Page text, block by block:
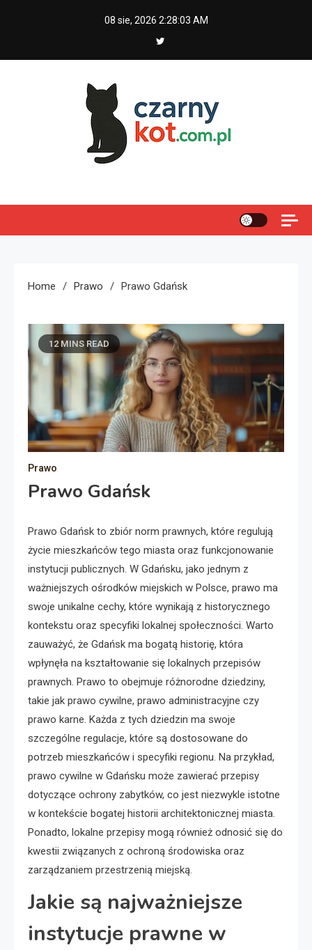
08 sie, 2026 2:28:04 AM
Home Prawo Prawo Gdańsk
12 MINS READ
Prawo
Prawo Gdańsk
Prawo Gdańsk to zbiór norm prawnych, które regulują
życie mieszkańców tego miasta oraz funkcjonowanie
instytucji publicznych. W Gdańsku, jako jednym z
ważniejszych ośrodków miejskich w Polsce, prawo ma
swoje unikalne cechy, które wynikają z historycznego
kontekstu oraz specyfiki lokalnej społeczności. Warto
zauważyć, że Gdańsk ma bogatą historię, która
wpłynęła na kształtowanie się lokalnych przepisów
prawnych. Prawo to obejmuje różnorodne dziedziny,
takie jak prawo cywilne, prawo administracyjne czy
prawo karne. Każda z tych dziedzin ma swoje
szczególne regulacje, które są dostosowane do
potrzeb mieszkańców i specyfiki regionu. Na przykład,
prawo cywilne w Gdańsku może zawierać przepisy
dotyczące ochrony zabytków, co jest niezwykle istotne
w kontekście bogatej historii architektonicznej miasta.
Ponadto, lokalne przepisy mogą również odnosić się do
kwestii związanych z ochroną środowiska oraz
zarządzaniem przestrzenią miejską.
Jakie są najważniejsze
instytucje prawne w